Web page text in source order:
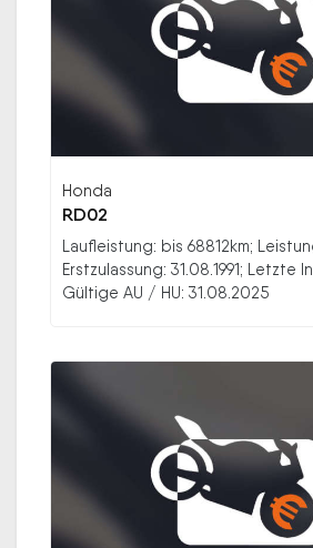
Honda
RD02
Laufleistung: bis 68812km;
Erstzulassung: 31.08.1991; Letzte
Gültige AU / HU: 31.08.2025